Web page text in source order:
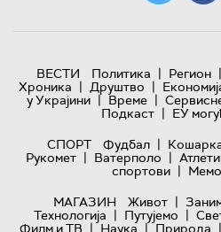
ВЕСТИ Политика | Регион |
Хроника | Друштво |
у Украјини | Време |
Подкаст | ЕУ
СПОРТ
Фудбал |
Рукомет | Ватерполо |
спортови |
МАГАЗИН
Живот |
Технологијa | Путујемо |
Филм и ТВ | Наука | Природа |